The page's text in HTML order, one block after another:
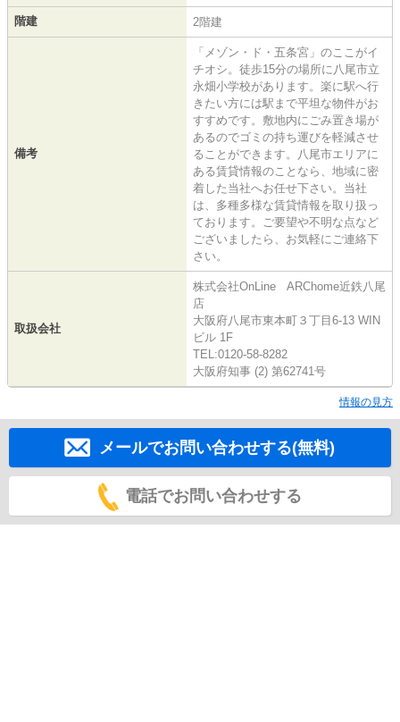
階建 2階建
備考
「メゾン・ド・五条宮」のここがイ
チオシ。徒歩15分の場所に八尾市立
永畑小学校があります。楽に駅へ行
きたい方には駅まで平坦な物件がお
すすめです。敷地内にごみ置き場が
あるのでゴミの持ち運びを軽減させ
ることができます。八尾市エリアに
ある賃貸情報のことなら、地域に密
着した当社へお任せ下さい。当社
は、多種多様な賃貸情報を取り扱っ
ております。ご要望や不明な点など
ございましたら、お気軽にご連絡下
さい。
取扱会社
株式会社OnLine ARChome近鉄八尾
店
大阪府八尾市東本町３丁目6-13 WIN
ビル 1F
TEL:0120-58-8282
大阪府知事 (2) 第62741号
情報の見方
メールでお問い合わせする(無料)
電話でお問い合わせする